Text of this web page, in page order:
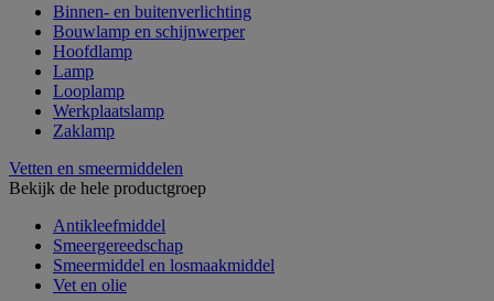
Binnen- en buitenverlichting
Bouwlamp en schijnwerper
Hoofdlamp
Lamp
Looplamp
Werkplaatslamp
Zaklamp
Vetten en smeermiddelen
Bekijk de hele productgroep
Antikleefmiddel
Smeergereedschap
Smeermiddel en losmaakmiddel
Vet en olie